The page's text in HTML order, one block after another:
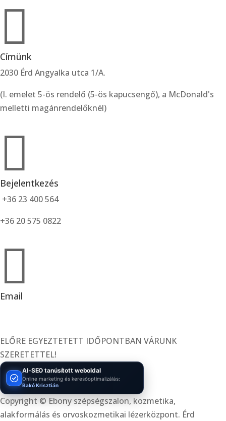

Címünk
2030 Érd Angyalka utca 1/A.
(I. emelet 5-ös rendelő (5-ös kapucsengő), a McDonald's
melletti magánrendelőknél)

Bejelentkezés
+36 23 400 564
+36 20 575 0822

Email
ELŐRE EGYEZTETETT IDŐPONTBAN VÁRUNK
SZERETETTEL!
AI-SEO tanúsított weboldal
Online marketing és keresőoptimalizálás:
Bakó Krisztián
Copyright © Ebony szépségszalon, kozmetika,
alakformálás és orvoskozmetikai lézerközpont. Érd